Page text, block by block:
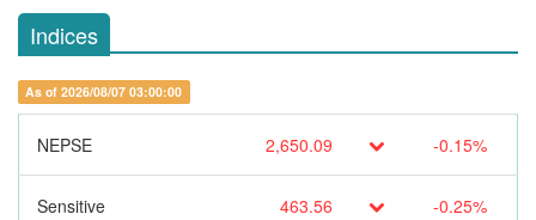
Indices
As of 2026/08/07 03:00:00
NEPSE 2,650.09 -0.15%
Sensitive 463.56 -0.25%